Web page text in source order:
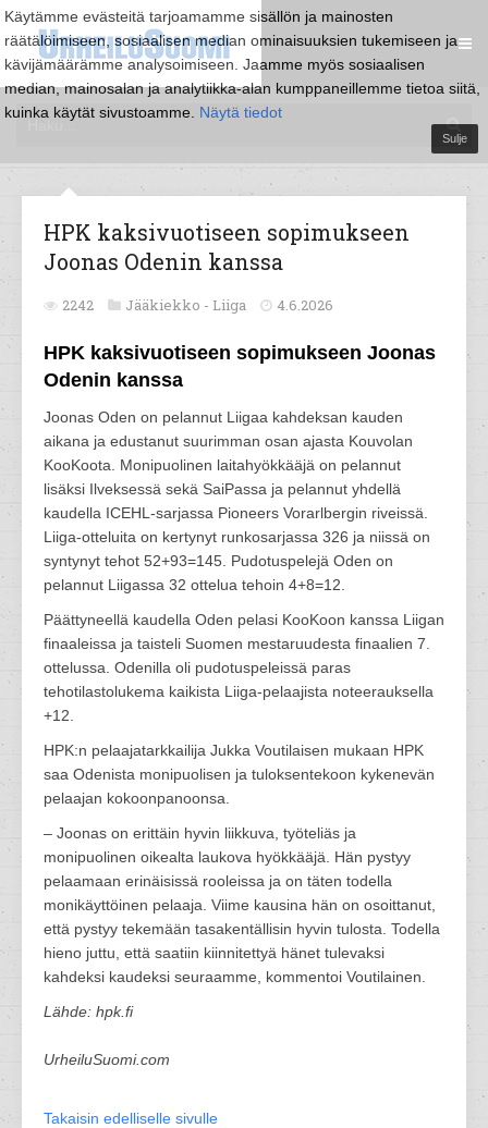
Käytämme evästeitä tarjoamamme sisällön ja mainosten
räätälöimiseen, sosiaalisen median ominaisuuksien tukemiseen ja
kävijämäärämme analysoimiseen. Jaamme myös sosiaalisen
median, mainosalan ja analytiikka-alan kumppaneillemme tietoa siitä,
kuinka käytät sivustoamme. Näytä tiedot
Sulje
HPK kaksivuotiseen sopimukseen
Joonas Odenin kanssa
2242 Jääkiekko - Liiga 4.6.2026
HPK kaksivuotiseen sopimukseen Joonas
Odenin kanssa
Joonas Oden on pelannut Liigaa kahdeksan kauden
aikana ja edustanut suurimman osan ajasta Kouvolan
KooKoota. Monipuolinen laitahyökkääjä on pelannut
lisäksi Ilveksessä sekä SaiPassa ja pelannut yhdellä
kaudella ICEHL-sarjassa Pioneers Vorarlbergin riveissä.
Liiga-otteluita on kertynyt runkosarjassa 326 ja niissä on
syntynyt tehot 52+93=145. Pudotuspelejä Oden on
pelannut Liigassa 32 ottelua tehoin 4+8=12.
Päättyneellä kaudella Oden pelasi KooKoon kanssa Liigan
finaaleissa ja taisteli Suomen mestaruudesta finaalien 7.
ottelussa. Odenilla oli pudotuspeleissä paras
tehotilastolukema kaikista Liiga-pelaajista noteerauksella
+12.
HPK:n pelaajatarkkailija Jukka Voutilaisen mukaan HPK
saa Odenista monipuolisen ja tuloksentekoon kykenevän
pelaajan kokoonpanoonsa.
– Joonas on erittäin hyvin liikkuva, työteliäs ja
monipuolinen oikealta laukova hyökkääjä. Hän pystyy
pelaamaan erinäisissä rooleissa ja on täten todella
monikäyttöinen pelaaja. Viime kausina hän on osoittanut,
että pystyy tekemään tasakentällisin hyvin tulosta. Todella
hieno juttu, että saatiin kiinnitettyä hänet tulevaksi
kahdeksi kaudeksi seuraamme, kommentoi Voutilainen.
Lähde: hpk.fi
UrheiluSuomi.com
Takaisin edelliselle sivulle